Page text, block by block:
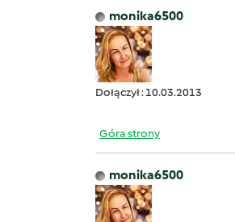
monika6500
Dołączył : 10.03.2013
Góra strony
monika6500